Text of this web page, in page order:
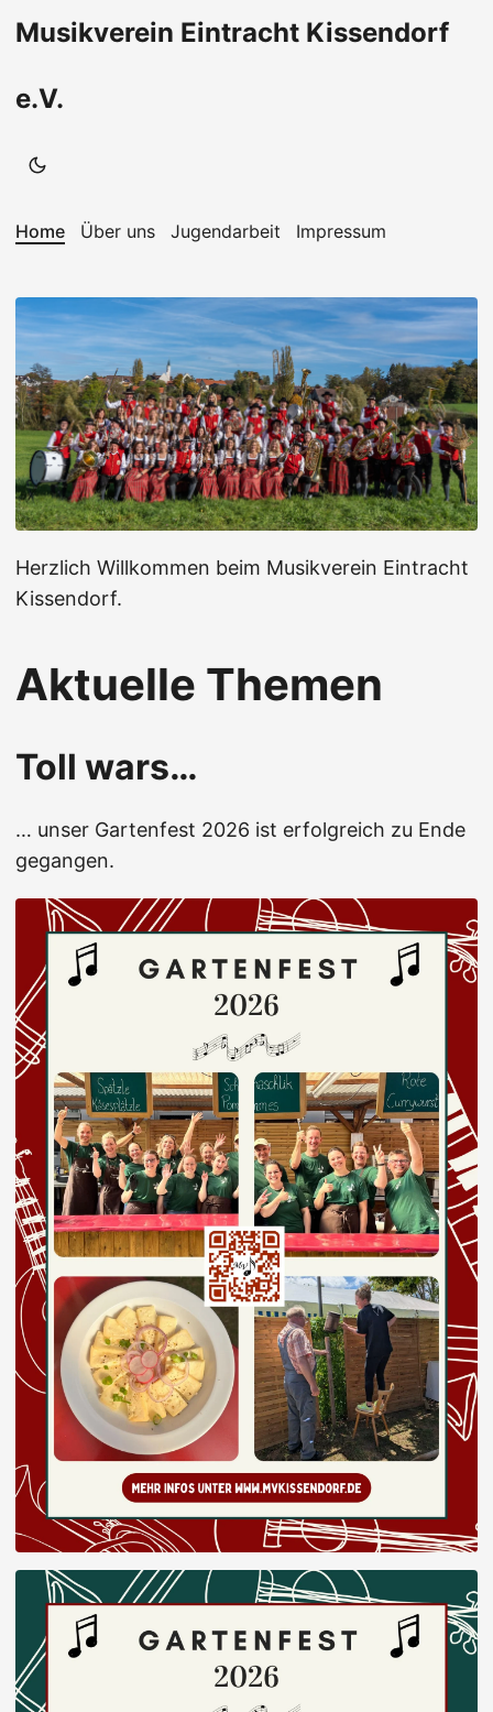
Musikverein Eintracht Kissendorf
e.V.
Home Über uns Jugendarbeit Impressum
Herzlich Willkommen beim Musikverein Eintracht
Kissendorf.
Aktuelle Themen
Toll wars…
… unser Gartenfest 2026 ist erfolgreich zu Ende
gegangen.